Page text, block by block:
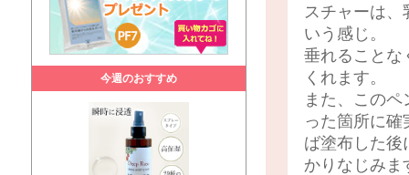
今週のおすすめ
スチャーは
いう感じ。
垂れることな
くれます。
また、この
った箇所に
ば塗布した後
かりなじみま